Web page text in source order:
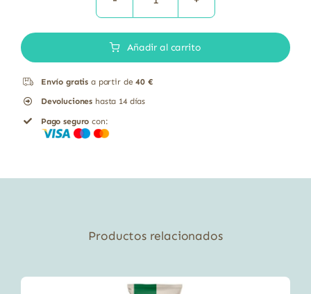
Ciruelas
hueso
Añadir al carrito
Envío gratis a partir de40 €
Devoluciones hasta 14 días
Pago seguro con:
Productos relacionados